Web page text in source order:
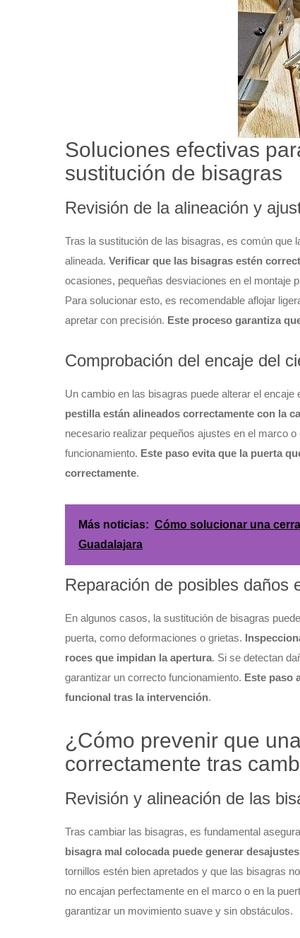
Soluciones efectivas
sustitución de bisagras
Revisión de la alineación y
Tras la sustitución de las bisagras, es común que
alineada. Verificar que las bisagras estén
ocasiones, pequeñas desviaciones en el montaje
Para solucionar esto, es recomendable aflojar
apretar con precisión. Este proceso garantiza
Comprobación del encaje del
Un cambio en las bisagras puede alterar el encaje
pestilla están alineados correctamente con la
necesario realizar pequeños ajustes en el marco
funcionamiento. Este paso evita que la puerta
correctamente.
Más noticias: Cómo solucionar una
Guadalajara
Reparación de posibles daños
En algunos casos, la sustitución de bisagras
puerta, como deformaciones o grietas.
roces que impidan la apertura. Si se detectan
garantizar un correcto funcionamiento. Este paso
funcional tras la intervención.
¿Cómo prevenir que
correctamente tras
Revisión y alineación de las
Tras cambiar las bisagras, es fundamental
bisagra mal colocada puede generar
tornillos estén bien apretados y que las bisagras
no encajan perfectamente en el marco o en la
garantizar un movimiento suave y sin obstáculos.